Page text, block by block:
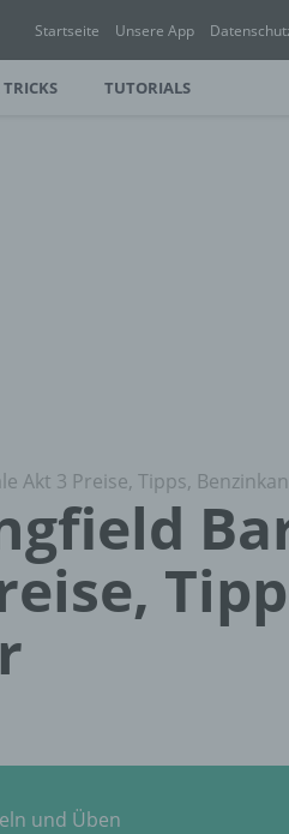
Startseite Unsere App
TUTORIALS
Akt 3 Preise, Tipps,
und Üben